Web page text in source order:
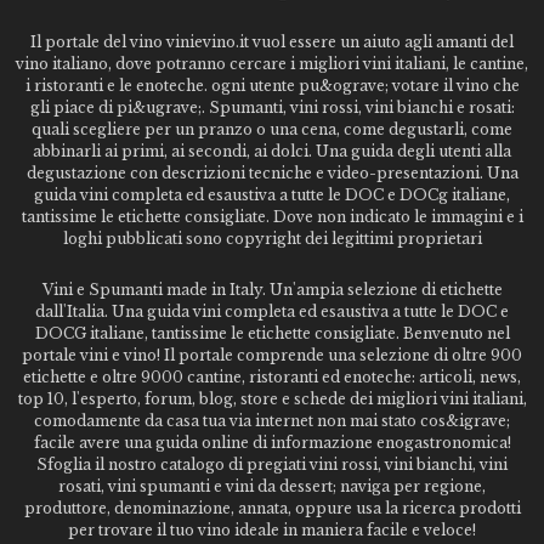
Il portale del vino vinievino.it vuol essere un aiuto agli amanti del
vino italiano, dove potranno cercare i migliori vini italiani, le cantine,
i ristoranti e le enoteche. ogni utente pu&ograve; votare il vino che
gli piace di pi&ugrave;. Spumanti, vini rossi, vini bianchi e rosati:
quali scegliere per un pranzo o una cena, come degustarli, come
abbinarli ai primi, ai secondi, ai dolci. Una guida degli utenti alla
degustazione con descrizioni tecniche e video-presentazioni. Una
guida vini completa ed esaustiva a tutte le DOC e DOCg italiane,
tantissime le etichette consigliate. Dove non indicato le immagini e i
loghi pubblicati sono copyright dei legittimi proprietari
Vini e Spumanti made in Italy. Un'ampia selezione di etichette
dall'Italia. Una guida vini completa ed esaustiva a tutte le DOC e
DOCG italiane, tantissime le etichette consigliate. Benvenuto nel
portale vini e vino! Il portale comprende una selezione di oltre 900
etichette e oltre 9000 cantine, ristoranti ed enoteche: articoli, news,
top 10, l'esperto, forum, blog, store e schede dei migliori vini italiani,
comodamente da casa tua via internet non mai stato cos&igrave;
facile avere una guida online di informazione enogastronomica!
Sfoglia il nostro catalogo di pregiati vini rossi, vini bianchi, vini
rosati, vini spumanti e vini da dessert; naviga per regione,
produttore, denominazione, annata, oppure usa la ricerca prodotti
per trovare il tuo vino ideale in maniera facile e veloce!